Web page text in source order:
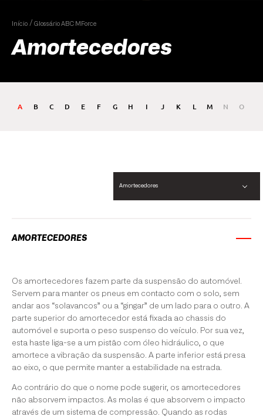
Início Glossário ABC MForce
Amortecedores
A B C D E F G H I J K L M N O
Amortecedores
AMORTECEDORES
Os amortecedores fazem parte da suspensão do automóvel.
Servem para manter os pneus em contacto com o solo, sem
andar aos “solavancos” ou a “gingar” de um lado para o outro. A
parte superior do amortecedor está fixada ao chassis do
automóvel e suporta o peso suspenso do veículo. Por sua vez,
esta haste liga-se a um pistão com óleo hidráulico, o que
amortece a vibração da suspensão. A parte inferior está presa
ao eixo, o que permite manter a estabilidade na estrada.
Ao contrário do que o nome pode sugerir, os amortecedores
não absorvem impactos. As molas é que absorvem o impacto
através de um sistema de compressão. Quando as rodas